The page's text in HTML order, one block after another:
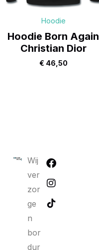
Hoodie
Hoodie Born Again
Christian Dior
€ 46,50
Wij
ver
zor
ge
n
bor
dur